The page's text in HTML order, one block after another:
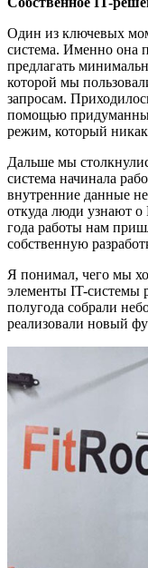
Один из ключевых
система. Именно она
предлагать
которой мы
запросам.
помощью
режим, который никак
Дальше мы
система начинала
внутренние данные
откуда люди узнают
года работы нам
собственную
Я понимал, чего мы
элементы IT-системы
полугода собрали
реализовали новый